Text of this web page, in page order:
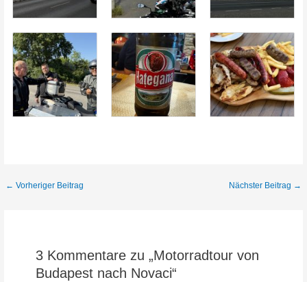
Beitragsnavigation
← Vorheriger Beitrag Nächster Beitrag →
3 Kommentare zu „Motorradtour von
Budapest nach Novaci“